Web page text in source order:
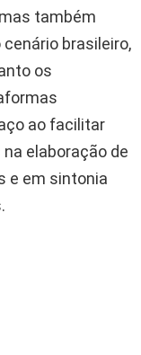
também
brasileiro,
os
ao facilitar
elaboração de
e em sintonia